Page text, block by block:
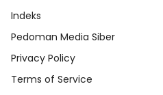
Indeks
Pedoman Media Siber
Privacy Policy
Terms of Service